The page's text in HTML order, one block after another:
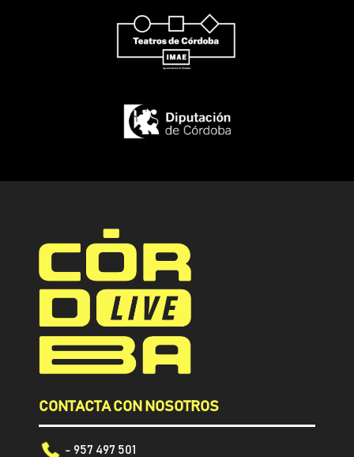
CONTACTA CON NOSOTROS
- 957 497 501